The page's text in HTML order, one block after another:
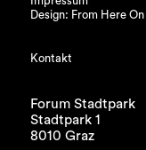
Design: From Here
Kontakt
Forum Stadtpark
Stadtpark 1
8010 Graz